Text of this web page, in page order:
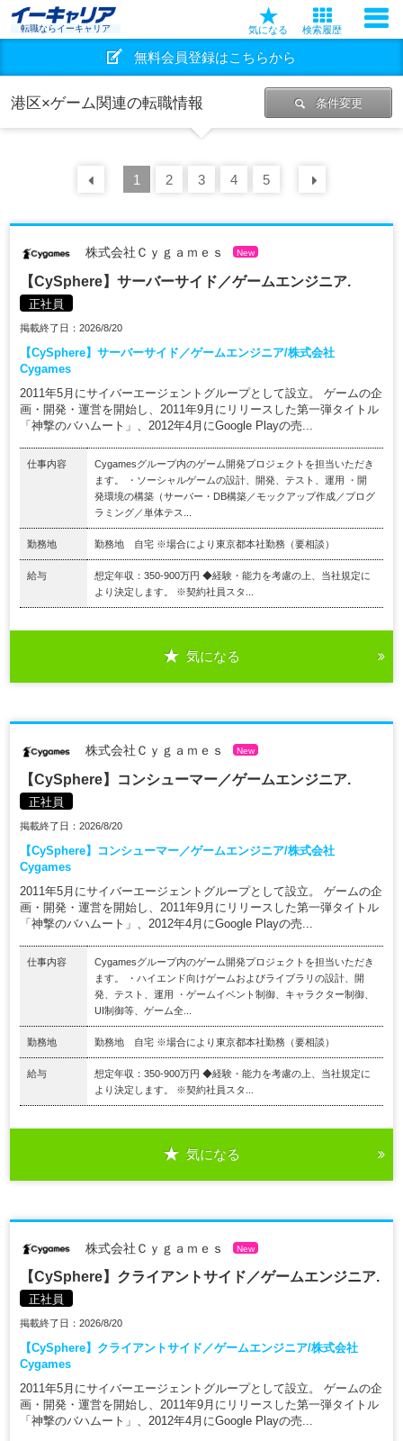
転職ならイーキャリア 気になる 検索履歴
無料会員登録はこちらから
港区×ゲーム関連の転職情報 条件変更
前の 30
1 2 3 4 5
株式会社Ｃｙｇａｍｅｓ New
【CySphere】サーバーサイド／ゲームエンジニア.
正社員
掲載終了日：2026/8/20
【CySphere】サーバーサイド／ゲームエンジニア/株式会社
Cygames
2011年5月にサイバーエージェントグループとして設立。 ゲームの企
画・開発・運営を開始し、2011年9月にリリースした第一弾タイトル
「神撃のバハムート」、2012年4月にGoogle Playの売...
仕事内容
Cygamesグループ内のゲーム開発プロジェクトを担当いただき
ます。 ・ソーシャルゲームの設計、開発、テスト、運用 ・開
発環境の構築（サーバー・DB構築／モックアップ作成／プログ
ラミング／単体テス...
勤務地 勤務地 自宅 ※場合により東京都本社勤務（要相談）
給与
想定年収：350-900万円 ◆経験・能力を考慮の上、当社規定に
より決定します。 ※契約社員スタ...
気になる
株式会社Ｃｙｇａｍｅｓ New
【CySphere】コンシューマー／ゲームエンジニア.
正社員
掲載終了日：2026/8/20
【CySphere】コンシューマー／ゲームエンジニア/株式会社
Cygames
2011年5月にサイバーエージェントグループとして設立。 ゲームの企
画・開発・運営を開始し、2011年9月にリリースした第一弾タイトル
「神撃のバハムート」、2012年4月にGoogle Playの売...
仕事内容
Cygamesグループ内のゲーム開発プロジェクトを担当いただき
ます。 ・ハイエンド向けゲームおよびライブラリの設計、開
発、テスト、運用 ・ゲームイベント制御、キャラクター制御、
UI制御等、ゲーム全...
勤務地 勤務地 自宅 ※場合により東京都本社勤務（要相談）
給与
想定年収：350-900万円 ◆経験・能力を考慮の上、当社規定に
より決定します。 ※契約社員スタ...
気になる
株式会社Ｃｙｇａｍｅｓ New
【CySphere】クライアントサイド／ゲームエンジニア.
正社員
掲載終了日：2026/8/20
【CySphere】クライアントサイド／ゲームエンジニア/株式会社
Cygames
2011年5月にサイバーエージェントグループとして設立。 ゲームの企
画・開発・運営を開始し、2011年9月にリリースした第一弾タイトル
「神撃のバハムート」、2012年4月にGoogle Playの売...